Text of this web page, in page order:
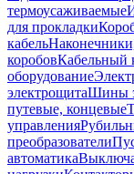
термоусаживаемые
для прокладки
кабель
коробовКабельный
оборудование
электрощитаШины
путевые, концевые
управления
преобразователи
автоматика